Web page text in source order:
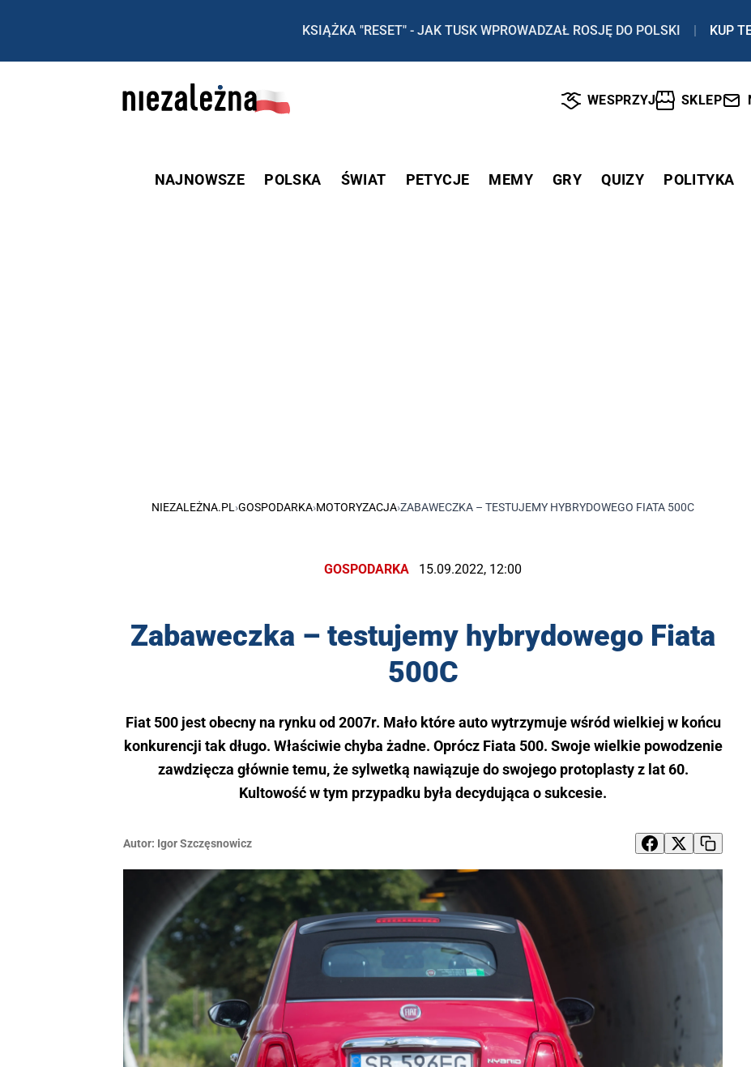
KSIĄŻKA "RESET" - JAK TUSK WPROWADZAŁ ROSJĘ DO POLSKI | KUP
WESPRZYJ SKLEP
NAJNOWSZE POLSKA ŚWIAT PETYCJE MEMY GRY QUIZY POLITYKA
NIEZALEŻNA.PL ›GOSPODARKA›MOTORYZACJA›ZABAWECZKA – TESTUJEMY HYBRYDOWEGO FIATA 500C
GOSPODARKA 15.09.2022, 12:00
Zabaweczka – testujemy hybrydowego Fiata
500C
Fiat 500 jest obecny na rynku od 2007r. Mało które auto wytrzymuje wśród wielkiej w końcu
konkurencji tak długo. Właściwie chyba żadne. Oprócz Fiata 500. Swoje wielkie powodzenie
zawdzięcza głównie temu, że sylwetką nawiązuje do swojego protoplasty z lat 60.
Kultowość w tym przypadku była decydująca o sukcesie.
Autor: Igor ­Szczęsnowicz